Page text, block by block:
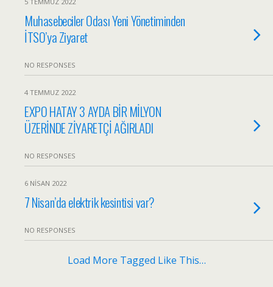
Muhasebeciler Odası Yeni Yönetiminden
İTSO’ya Ziyaret
NO RESPONSES
4 TEMMUZ 2022
EXPO HATAY 3 AYDA BİR MİLYON
ÜZERİNDE ZİYARETÇİ AĞIRLADI
NO RESPONSES
6 NISAN 2022
7 Nisan’da elektrik kesintisi var?
NO RESPONSES
Load More Tagged Like This…